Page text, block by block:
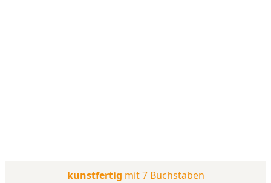
kunstfertig mit 7 Buchstaben